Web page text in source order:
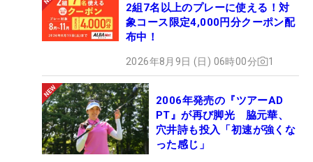
2組7名以上のプレーに使える！対
象コース限定4,000円分クーポン配
布中！
2026年8月9日 (日) 06時00分 1
2006年発売の『ツアーAD
PT』が再び脚光 脇元華、
穴井詩も投入「初速が強くな
った感じ」